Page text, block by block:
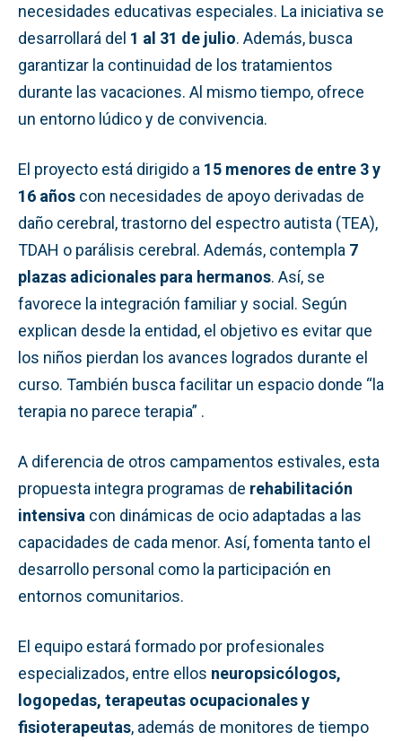
necesidades educativas especiales. La iniciativa se
desarrollará del 1 al 31 de julio. Además, busca
garantizar la continuidad de los tratamientos
durante las vacaciones. Al mismo tiempo, ofrece
un entorno lúdico y de convivencia.
El proyecto está dirigido a 15 menores de entre 3 y
16 años con necesidades de apoyo derivadas de
daño cerebral, trastorno del espectro autista (TEA),
TDAH o parálisis cerebral. Además, contempla 7
plazas adicionales para hermanos. Así, se
favorece la integración familiar y social. Según
explican desde la entidad, el objetivo es evitar que
los niños pierdan los avances logrados durante el
curso. También busca facilitar un espacio donde “la
terapia no parece terapia” .
A diferencia de otros campamentos estivales, esta
propuesta integra programas de rehabilitación
intensiva con dinámicas de ocio adaptadas a las
capacidades de cada menor. Así, fomenta tanto el
desarrollo personal como la participación en
entornos comunitarios.
El equipo estará formado por profesionales
especializados, entre ellos neuropsicólogos,
logopedas, terapeutas ocupacionales y
fisioterapeutas, además de monitores de tiempo